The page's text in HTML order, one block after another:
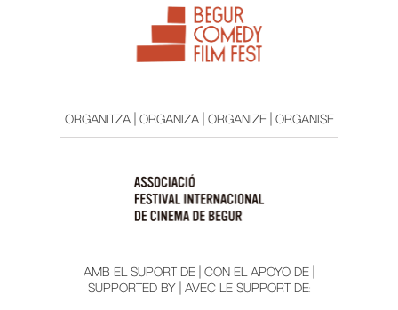
ORGANITZA | ORGANIZA | ORGANIZE | ORGANISE
AMB EL SUPORT DE | CON EL APOYO DE |
SUPPORTED BY | AVEC LE SUPPORT DE: